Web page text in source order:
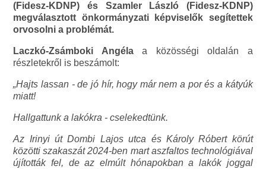
(Fidesz-KDNP) és Szamler László (Fidesz-KDNP)
megválasztott önkormányzati képviselők segítettek
orvosolni a problémát.
Laczkó-Zsámboki Angélaa közösségi oldalán a
részletekről is beszámolt:
„Hajts lassan - de jó hír, hogy már nem a por és a kátyúk
miatt!
Hallgattunk a lakókra - cselekedtünk.
Az Irinyi út Dombi Lajos utca és Károly Róbert körút
közötti szakaszát 2024-ben mart aszfaltos technológiával
újították fel, de az elmúlt hónapokban a lakók joggal